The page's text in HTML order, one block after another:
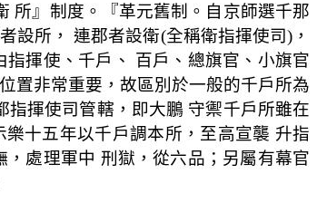
所』制度。『革元舊制。自京師選千那
設所， 連郡者設衛(全稱衛指揮使司)，
揮使、千戶、 百戶、總旗官、小旗官
置非常重要，故區別於一般的千戶所為
指揮使司管轄，即大鵬 守禦千戶所雖在
十五年以千戶調本所，至高宣襲 升指
處理軍中 刑獄，從六品；另屬有幕官